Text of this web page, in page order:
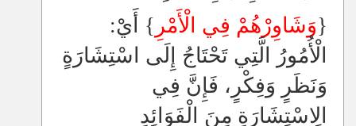
{وَشَاوِرْهُمْ فِي الْأَمْرِ } أَيْ:
الْأُمُورُ الَّتِي تَحْتَاجُ إِلَى اسْتِشَارَةٍ
وَنَظَرٍ وَفِكْرٍ، فَإِنَّ فِي
الِاسْتِشَارَةِ مِنَ الْفَوَائِدِ